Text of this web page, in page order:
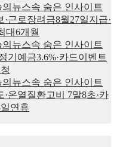
의뉴스속 숨은 인사이트
근로장려금8월27일지급·
대6개월
의뉴스속 숨은 인사이트
기예금3.6%·카드이벤트
의뉴스속 숨은 인사이트
온열질환고비 7말8초·카
연휴